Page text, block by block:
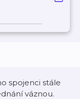
spojenci stále
váznou.